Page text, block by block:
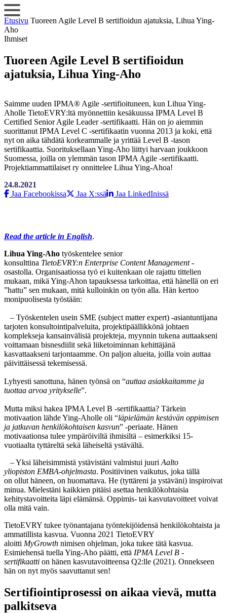
Siirry
sisältöön
Etusivu Tuoreen Agile Level B sertifioidun ajatuksia, Lihua Ying-
Aho
Ihmiset
Tuoreen Agile Level B sertifioidun
ajatuksia, Lihua Ying-Aho
Saimme uuden IPMA® Agile -sertifioituneen, kun Lihua Ying-
Aholle TietoEVRY:ltä myönnettiin kesäkuussa IPMA Level B
Certified Senior Agile Leader -sertifikaatti. Hän on jo aiemmin
suorittanut IPMA Level C -sertifikaatin vuonna 2013 ja koki, että
nyt on aika tähdätä korkeammalle ja yrittää Level B -tason
sertifikaattia. Suorituksellaan Ying-Aho liittyi harvaan joukkoon
Suomessa, joilla on ylemmän tason IPMA Agile -sertifikaatti.
Projektiammattilaiset ry onnittelee Lihua Ying-Ahoa!
24.8.2021
Jaa Facebookissa
Jaa X:ssä Jaa LinkedInissä
Read the article in English.
Lihua Ying-Aho työskentelee senior
konsulttina TietoEVRY:n Enterprise Content Management-
osastolla. Organisaatiossa työ ei kuitenkaan ole rajattu tittelien
mukaan, mikä Ying-Ahon tapauksessa tarkoittaa, että hänellä on eri
”hattu” sen mukaan, mitä kulloinkin on työn alla. Hän kertoo
monipuolisesta työstään:
– Työskentelen usein SME (subject matter expert) -asiantuntijana
tarjoten konsultointipalveluita, projektipäällikkönä johtaen
komplekseja kansainvälisiä projekteja, myynnin tukena auttaakseni
voittamaan bisnesdiilit sekä liiketoiminnan kehittäjänä
kasvattaakseni tarjontaamme. On paljon alueita, joilla voin auttaa
päivittäisessä tekemisessä.
Lyhyesti sanottuna, hänen työnsä on “auttaa asiakkaitamme ja
tuottaa arvoa yritykselle”.
Mutta miksi hakea IPMA Level B -sertifikaattia? Tärkein
motivaation lähde Ying-Aholle oli “läpielämän kestävän oppimisen
ja jatkuvan henkilökohtaisen kasvun” -periaate. Hänen
motivaationsa tulee ympäröiviltä ihmisiltä – esimerkiksi 15-
vuotiaalta tyttäreltä sekä läheiseltä ystävältä.
– Yksi läheisimmistä ystävistäni valmistui juuri Aalto
yliopiston EMBA-ohjelmasta. Positiivinen vaikutus, joka tällä
on ollut häneen, on huomattava. He (tyttäreni ja ystäväni) inspiroivat
minua. Mielestäni kaikkien pitäisi asettaa henkilökohtaisia
kehitystavoitteita läpi elämänsä. Oppimis- tai kasvutavoitteet voivat
olla mitä vain.
TietoEVRY tukee työnantajana työntekijöidensä henkilökohtaista ja
ammatillista kasvua. Vuonna 2021 TietoEVRY
aloitti MyGrowth nimisen ohjelman, joka tukee tätä kasvua.
Esimiehensä tuella Ying-Aho päätti, että IPMA Level B -
sertifikaatti on hänen kasvutavoitteensa Q2:lle (2021). Onnekseen
hän on nyt myös saavuttanut sen!
Sertifiointiprosessi on aikaa vievä, mutta
palkitseva